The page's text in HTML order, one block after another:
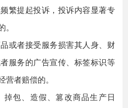
提起投诉，投诉内容显著专
者接受服务损害其人身、财
服务的广告宣传、标签标识等
者赔偿的。
包、造假、篡改商品生产日